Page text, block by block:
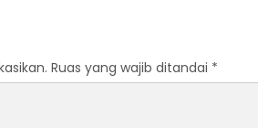
Ruas yang wajib ditandai *